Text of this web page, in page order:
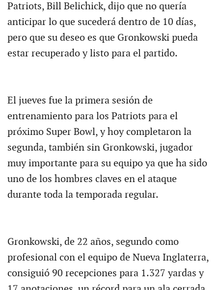
Patriots, Bill Belichick, dijo que no quería
anticipar lo que sucederá dentro de 10 días,
pero que su deseo es que Gronkowski pueda
estar recuperado y listo para el partido.
El jueves fue la primera sesión de
entrenamiento para los Patriots para el
próximo Super Bowl, y hoy completaron la
segunda, también sin Gronkowski, jugador
muy importante para su equipo ya que ha sido
uno de los hombres claves en el ataque
durante toda la temporada regular.
Gronkowski, de 22 años, segundo como
profesional con el equipo de Nueva Inglaterra,
consiguió 90 recepciones para 1.327 yardas y